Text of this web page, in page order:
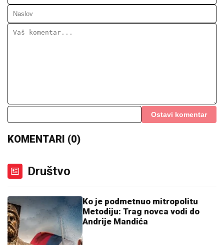
Ostavi komentar
KOMENTARI (0)
Društvo
Ko je podmetnuo mitropolitu
Metodiju: Trag novca vodi do
Andrije Mandića